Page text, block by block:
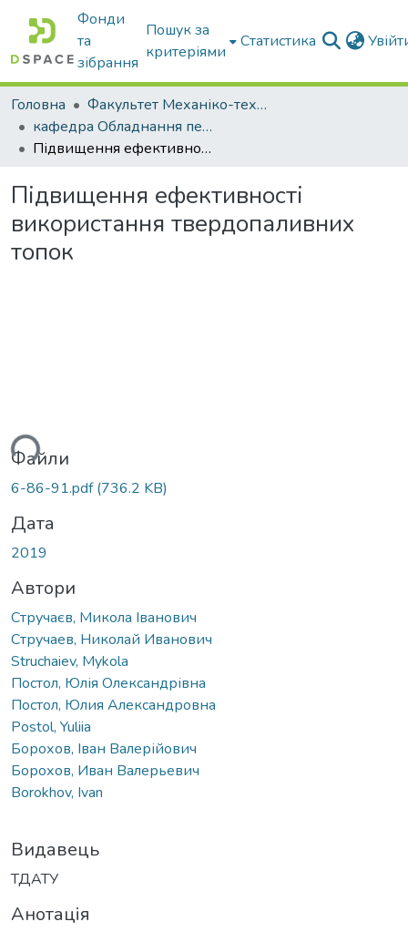
Фонди
та
зібрання
Пошук за
критеріями
Статистика
Головна
Факультет Механіко-технологічний
кафедра Обладнання переробних і харчових виробництв ім. професора Ф.Ю. Ялпачика
Підвищення ефективності використання твердопаливних топок
Підвищення ефективності
використання твердопаливних
топок
Файли
6-86-91.pdf(736.2 KB)
Дата
2019
Автори
Стручаєв, Микола Іванович
Стручаев, Николай Иванович
Struchaiev, Mykola
Постол, Юлія Олександрівна
Постол, Юлия Александровна
Postol, Yuliia
Борохов, Іван Валерійович
Борохов, Иван Валерьевич
Borokhov, Ivan
Видавець
ТДАТУ
Анотація